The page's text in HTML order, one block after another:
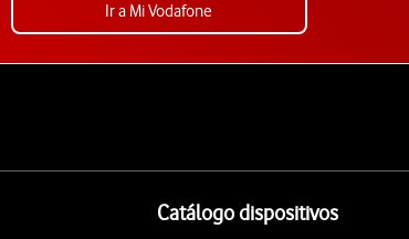
Ir a Mi Vodafone
Catálogo dispositivos